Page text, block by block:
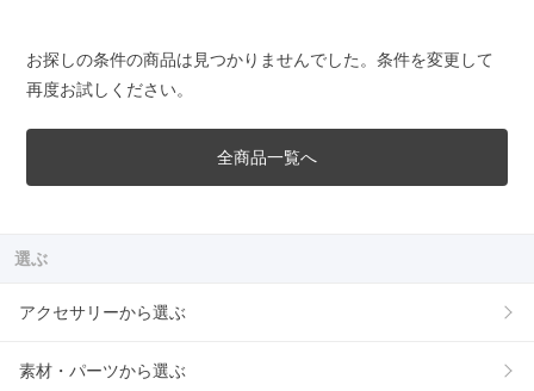
お探しの条件の商品は見つかりませんでした。条件を変更して
再度お試しください。
全商品一覧へ
選ぶ
アクセサリーから選ぶ
素材・パーツから選ぶ